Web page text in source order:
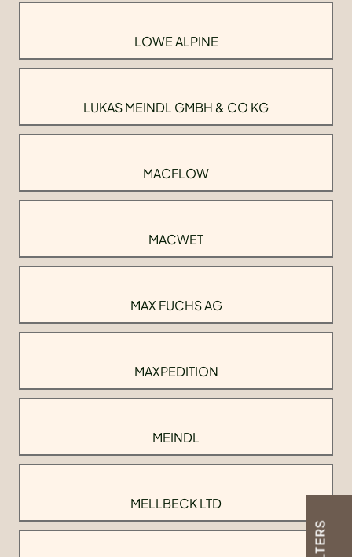
FILTERS
LOWE ALPINE
LUKAS MEINDL GMBH & CO KG
MACFLOW
MACWET
MAX FUCHS AG
MAXPEDITION
MEINDL
MELLBECK LTD